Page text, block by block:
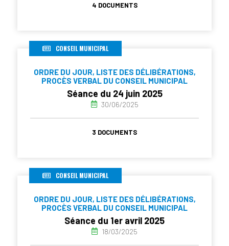
4 DOCUMENTS
CONSEIL MUNICIPAL
ORDRE DU JOUR, LISTE DES DÉLIBÉRATIONS,
PROCÈS VERBAL DU CONSEIL MUNICIPAL
Séance du 24 juin 2025
30/06/2025
3 DOCUMENTS
CONSEIL MUNICIPAL
ORDRE DU JOUR, LISTE DES DÉLIBÉRATIONS,
PROCÈS VERBAL DU CONSEIL MUNICIPAL
Séance du 1er avril 2025
18/03/2025